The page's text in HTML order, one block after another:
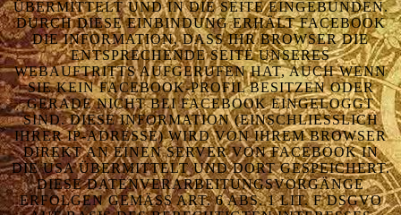
ÜBERMITTELT UND IN DIE SEITE EINGEBUNDEN.
DURCH DIESE EINBINDUNG ERHÄLT FACEBOOK
DIE INFORMATION, DASS IHR BROWSER DIE
ENTSPRECHENDE SEITE UNSERES
WEBAUFTRITTS AUFGERUFEN HAT, AUCH WENN
SIE KEIN FACEBOOK-PROFIL BESITZEN ODER
GERADE NICHT BEI FACEBOOK EINGELOGGT
SIND. DIESE INFORMATION (EINSCHLIESSLICH I
HRER IP-ADRESSE) WIRD VON IHREM BROWSER D
IREKT AN EINEN SERVER VON FACEBOOK IN D
IE USA ÜBERMITTELT UND DORT GESPEICHERT. D
IESE DATENVERARBEITUNGSVORGÄNGE E
RFOLGEN GEMÄSS ART. 6 ABS. 1 LIT. F DSGVO AU